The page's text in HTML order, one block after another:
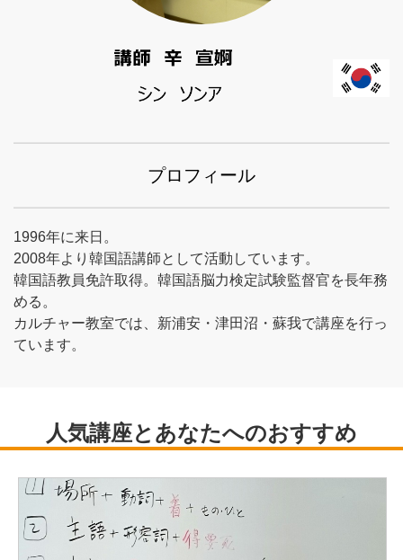
プロフィール
1996年に来日。
2008年より韓国語講師として活動しています。
韓国語教員免許取得。韓国語脳力検定試験監督官を長年務
める。
カルチャー教室では、新浦安・津田沼・蘇我で講座を行っ
ています。